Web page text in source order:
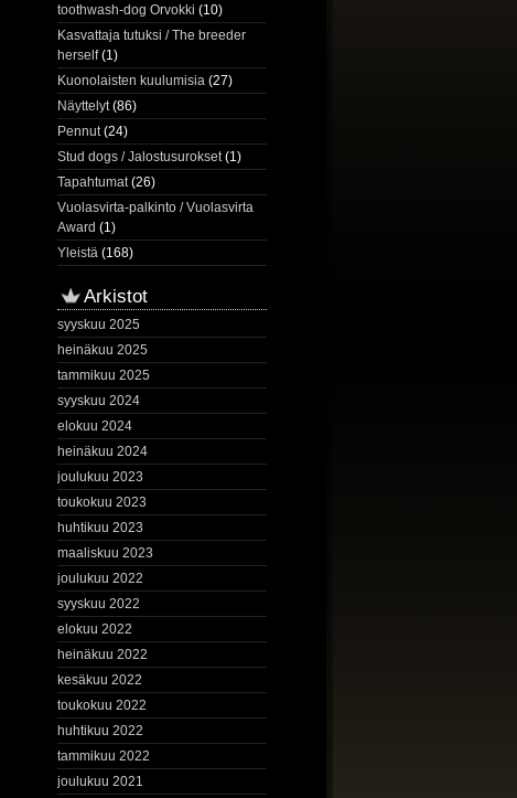
toothwash-dog Orvokki (10)
Kasvattaja tutuksi / The breeder
herself(1)
Kuonolaisten kuulumisia (27)
Näyttelyt(86)
Pennut(24)
Stud dogs / Jalostusurokset(1)
Tapahtumat(26)
Vuolasvirta-palkinto / Vuolasvirta
Award (1)
Yleistä (168)
Arkistot
syyskuu 2025
heinäkuu 2025
tammikuu 2025
syyskuu 2024
elokuu 2024
heinäkuu 2024
joulukuu 2023
toukokuu 2023
huhtikuu 2023
maaliskuu 2023
joulukuu 2022
syyskuu 2022
elokuu 2022
heinäkuu 2022
kesäkuu 2022
toukokuu 2022
huhtikuu 2022
tammikuu 2022
joulukuu 2021